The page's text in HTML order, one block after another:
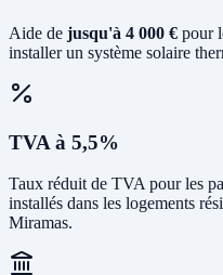
Aide de jusqu'à 4 000 € pour
installer un système solaire
TVA à 5,5%
Taux réduit de TVA pour les
installés dans les logements
Miramas.